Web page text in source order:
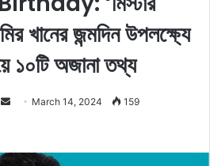
খানের জন্মদিন উপলক্ষ্যে
১০টি অজানা তথ্য
F
l
March 14, 2024 159